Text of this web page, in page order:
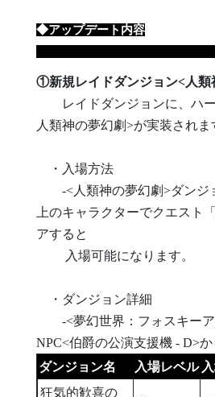
◆アップデート内容
①新規レイドダンジョン<人類
レイドダンジョンに、ハ
人類神の夢幻劇>が実装されま
・入場方法
-<人類神の夢幻劇>ダンジ
上のキャラクターでクエスト
アすると
入場可能になります。
・ダンジョン詳細
-<夢幻世界：フォスキーア
NPC<伯爵の公演支援機 - D>か
ダンジョン名
入場レベル
狂気的歓喜の